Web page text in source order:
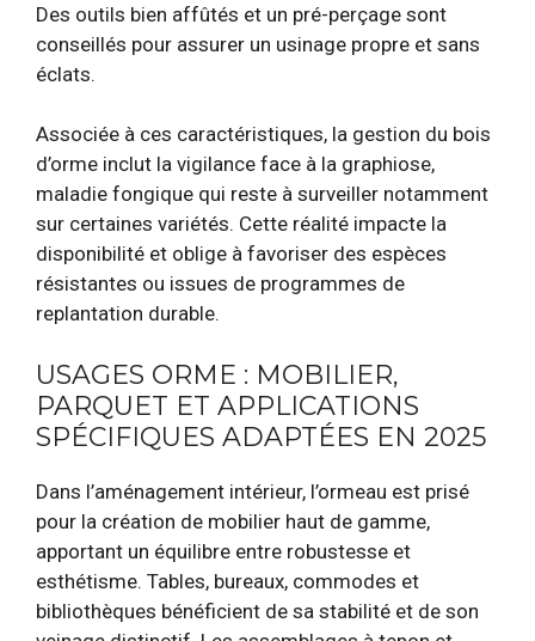
Des outils bien affûtés et un pré-perçage sont
conseillés pour assurer un usinage propre et sans
éclats.
Associée à ces caractéristiques, la gestion du bois
d’orme inclut la vigilance face à la graphiose,
maladie fongique qui reste à surveiller notamment
sur certaines variétés. Cette réalité impacte la
disponibilité et oblige à favoriser des espèces
résistantes ou issues de programmes de
replantation durable.
USAGES ORME : MOBILIER,
PARQUET ET APPLICATIONS
SPÉCIFIQUES ADAPTÉES EN 2025
Dans l’aménagement intérieur, l’ormeau est prisé
pour la création de mobilier haut de gamme,
apportant un équilibre entre robustesse et
esthétisme. Tables, bureaux, commodes et
bibliothèques bénéficient de sa stabilité et de son